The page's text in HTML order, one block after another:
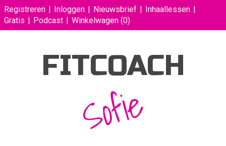
Registreren Inloggen Nieuwsbrief
Inhaallessen
Gratis
Podcast Winkelwagen (0)
FITCOACH
Sofie